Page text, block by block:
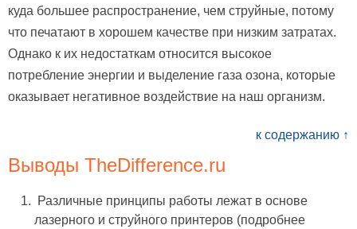
куда большее распространение, чем струйные, потому
что печатают в хорошем качестве при низким затратах.
Однако к их недостаткам относится высокое
потребление энергии и выделение газа озона, которые
оказывает негативное воздействие на наш организм.
к содержанию ↑
Выводы TheDifference.ru
Различные принципы работы лежат в основе
лазерного и струйного принтеров (подробнее